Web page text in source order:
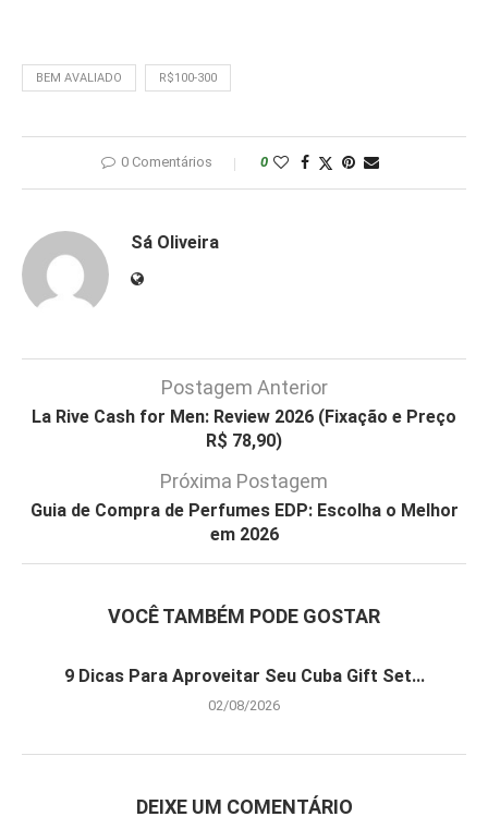
BEM AVALIADO R$100-300
0 Comentários 0
Sá Oliveira
Postagem Anterior
La Rive Cash for Men: Review 2026 (Fixação e Preço
R$ 78,90)
Próxima Postagem
Guia de Compra de Perfumes EDP: Escolha o Melhor
em 2026
VOCÊ TAMBÉM PODE GOSTAR
9 Dicas Para Aproveitar Seu Cuba Gift Set...
02/08/2026
DEIXE UM COMENTÁRIO